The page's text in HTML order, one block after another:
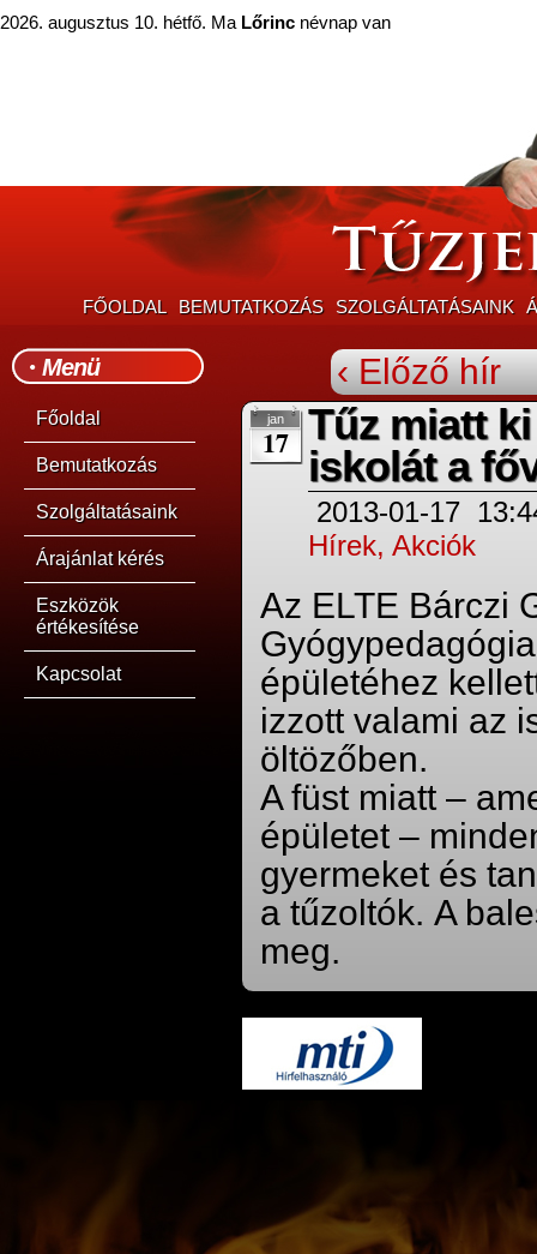
2026. augusztus 10. hétfő. Ma Lőrinc névnap van
FŐOLDAL BEMUTATKOZÁS SZOLGÁLTATÁSAINK
Menü
Főoldal
Bemutatkozás
Szolgáltatásaink
Árajánlat kérés
Eszközök
értékesítése
Kapcsolat
‹ Előző hír
jan
17 Tűz miatt
iskolát a
2013-01-17
Hírek, Akciók
Az ELTE Bárczi
épületéhez
izzott valami az
öltözőben.
A füst miatt –
épületet –
gyermeket és
a tűzoltók. A
meg.